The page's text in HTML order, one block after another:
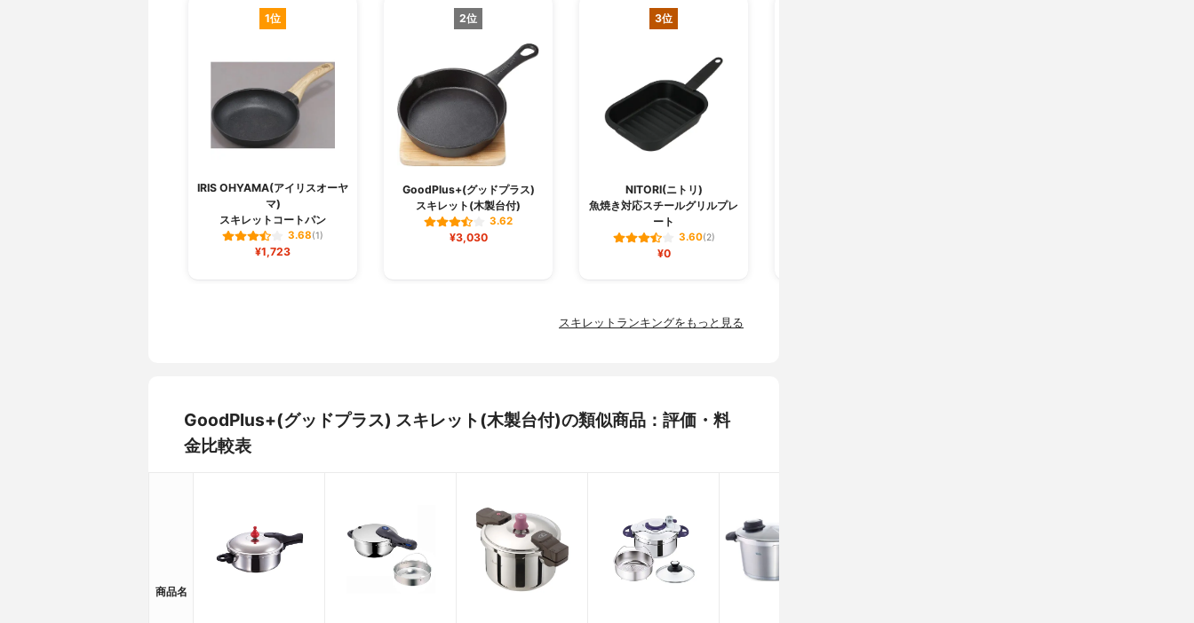
1位
IRIS OHYAMA(アイリスオーヤ
マ)
スキレットコートパン
3.68(1)
¥1,723
2位
GoodPlus+(グッドプラス)
スキレット(木製台付)
3.62
¥3,030
3位
NITORI(ニトリ)
魚焼き対応スチールグリルプレ
ート
3.60(2)
¥0
スキレットランキングをもっと見る
GoodPlus+(グッドプラス) スキレット(木製台付)の類似商品：評価・料
金比較表
商品名